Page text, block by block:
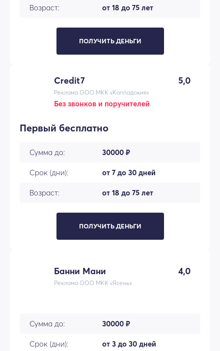
Возраст: от 18 до 75 лет
ПОЛУЧИТЬ ДЕНЬГИ
Credit7 5,0
Реклама ООО МКК «Каппадокия»
Без звонков и поручителей
Первый бесплатно
Сумма до: 30000 ₽
Срок (дни): от 7 до 30 дней
Возраст: от 18 до 75 лет
ПОЛУЧИТЬ ДЕНЬГИ
Банни Мани 4,0
Реклама ООО МКК «Ясень»
Сумма до: 30000 ₽
Срок (дни): от 3 до 30 дней